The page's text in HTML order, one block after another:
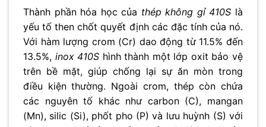
Thành phần hóa học của thép không gỉ 410S là
yếu tố then chốt quyết định các đặc tính của nó.
Với hàm lượng crom (Cr) dao động từ 11.5% đến
13.5%, inox 410S hình thành một lớp oxit bảo vệ
trên bề mặt, giúp chống lại sự ăn mòn trong
điều kiện thường. Ngoài crom, thép còn chứa
các nguyên tố khác như carbon (C), mangan
(Mn), silic (Si), phốt pho (P) và lưu huỳnh (S) với